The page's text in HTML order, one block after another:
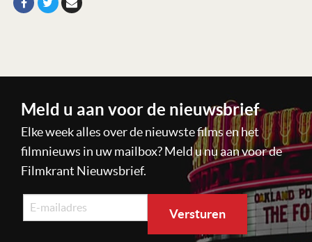
Meld u aan voor de nieuwsbrief
Elke week alles over de nieuwste films en het
filmnieuws in uw mailbox? Meld u nu aan voor de
Filmkrant Nieuwsbrief.